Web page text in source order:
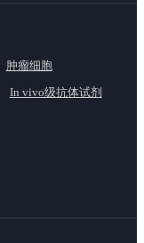
肿瘤细胞
In vivo级抗体试剂